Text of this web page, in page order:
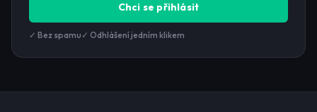
Chci se přihlásit
✓ Bez spamu ✓ Odhlášení jedním klikem